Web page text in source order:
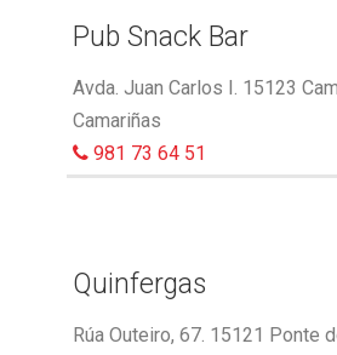
Pub Snack Bar
Avda. Juan Carlos I. 15123
Camariñas
981 73 64 51
Quinfergas
Rúa Outeiro, 67. 15121 Ponte